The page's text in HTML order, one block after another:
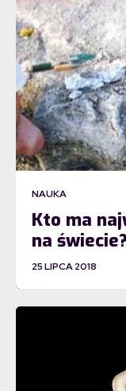
NAUKA
Kto ma
na świecie?
25 LIPCA 2018